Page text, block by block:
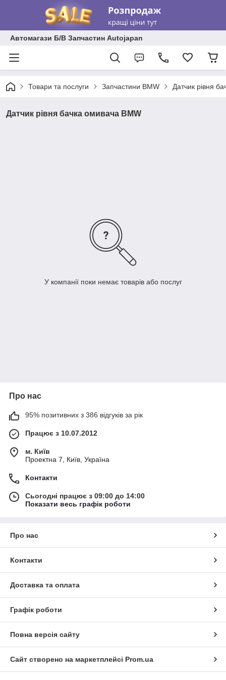
Автомагази Б/В Запчастин Autojapan
Товари та послуги Запчастини BMW Датчик рівня
Датчик рівня бачка омивача BMW
У компанії поки немає товарів або послуг
Про нас
95% позитивних з 386 відгуків за рік
Працює з 10.07.2012
м. Київ
Проектна 7, Київ, Україна
Контакти
Сьогодні працює з 09:00 до 14:00
Показати весь графік роботи
Про нас
Контакти
Доставка та оплата
Графік роботи
Повна версія сайту
Сайт створено на маркетплейсі Prom.ua